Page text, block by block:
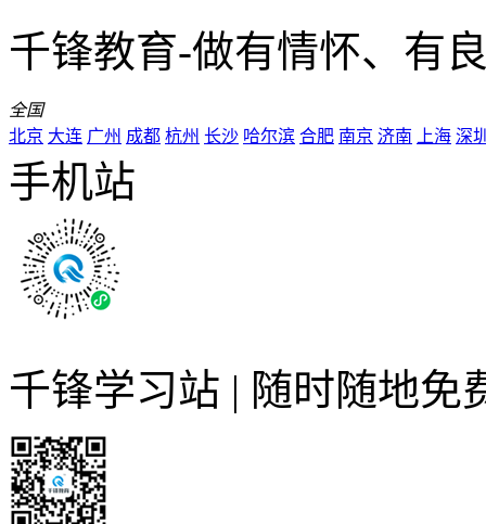
千锋教育-做有情怀、有
全国
北京 大连 广州 成都 杭州 长沙 哈尔滨 合肥 南京 济南 上海 深
手机站
千锋学习站 | 随时随地免